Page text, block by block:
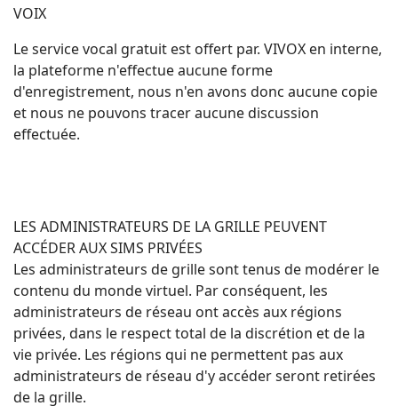
VOIX
Le service vocal gratuit est offert par. VIVOX en interne,
la plateforme n'effectue aucune forme
d'enregistrement, nous n'en avons donc aucune copie
et nous ne pouvons tracer aucune discussion
effectuée.
LES ADMINISTRATEURS DE LA GRILLE PEUVENT
ACCÉDER AUX SIMS PRIVÉES
Les administrateurs de grille sont tenus de modérer le
contenu du monde virtuel. Par conséquent, les
administrateurs de réseau ont accès aux régions
privées, dans le respect total de la discrétion et de la
vie privée. Les régions qui ne permettent pas aux
administrateurs de réseau d'y accéder seront retirées
de la grille.